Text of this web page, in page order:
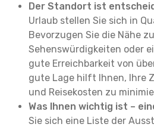
Der Standort ist
Urlaub stellen Sie sich in
Bevorzugen Sie die Nähe
Sehenswürdigkeiten oder
gute Erreichbarkeit von
gute Lage hilft Ihnen, Ihre
und Reisekosten zu
Was Ihnen wichtig ist –
Sie sich eine Liste der